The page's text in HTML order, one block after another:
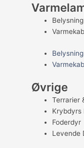
Belysning
Belysning
Øvrige
Terrarier
Krybdyrs
Foderdyr
Levende